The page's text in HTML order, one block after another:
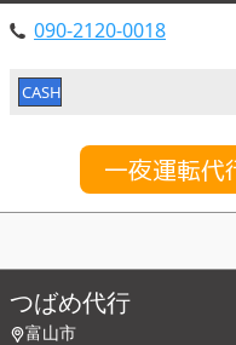
090-2120-0018
CASH
一夜運転代
つばめ代行
富山市